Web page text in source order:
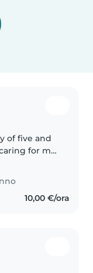
of five and
for my
patience,
10,00 €/ora